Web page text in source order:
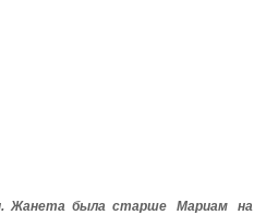
Жанета была старше Мариам на